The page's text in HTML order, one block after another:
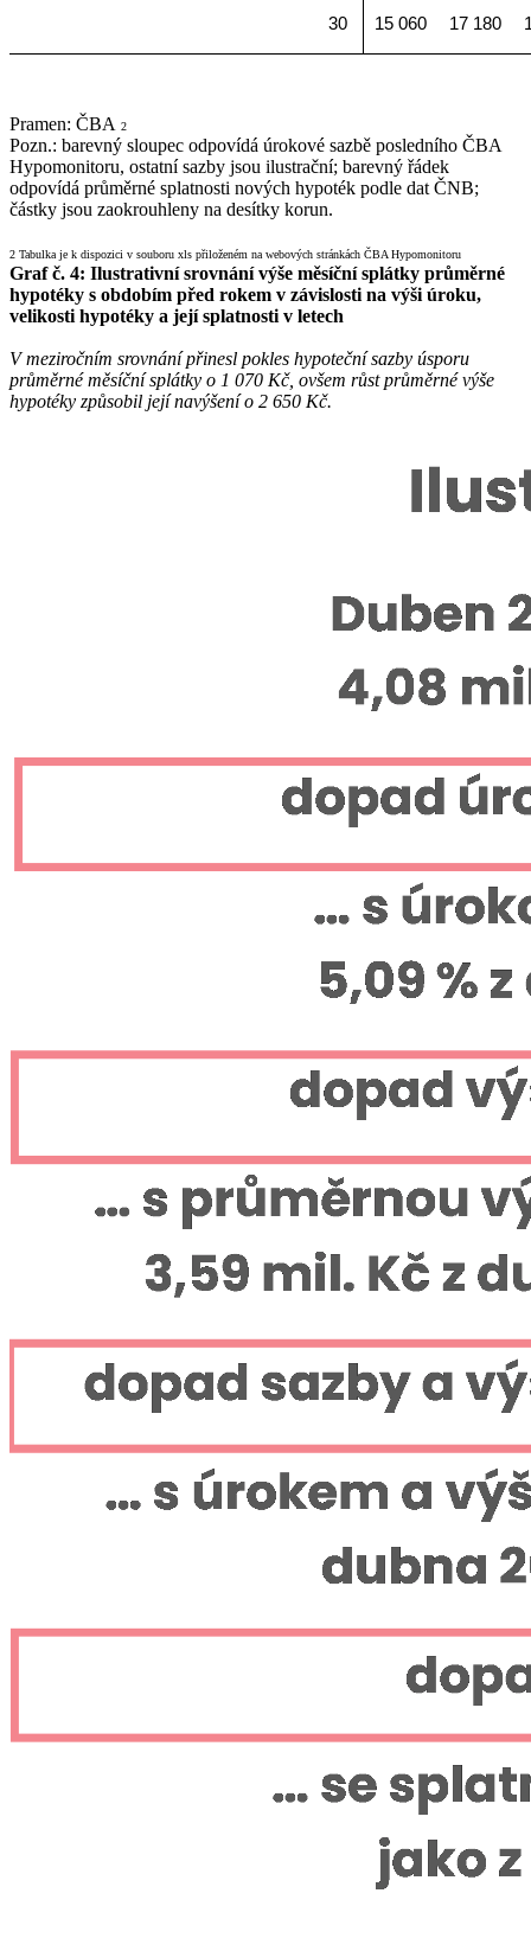
30 15 060 17 180
Pramen: ČBA 2
Pozn.: barevný sloupec odpovídá úrokové sazbě posledního ČBA
Hypomonitoru, ostatní sazby jsou ilustrační; barevný řádek
odpovídá průměrné splatnosti nových hypoték podle dat ČNB;
částky jsou zaokrouhleny na desítky korun.
2 Tabulka je k dispozici v souboru xls přiloženém na webových stránkách ČBA Hypomonitoru
Graf č. 4: Ilustrativní srovnání výše měsíční splátky průměrné
hypotéky s obdobím před rokem v závislosti na výši úroku,
velikosti hypotéky a její splatnosti v letech
V meziročním srovnání přinesl pokles hypoteční sazby úsporu
průměrné měsíční splátky o 1 070 Kč, ovšem růst průměrné výše
hypotéky způsobil její navýšení o 2 650 Kč.